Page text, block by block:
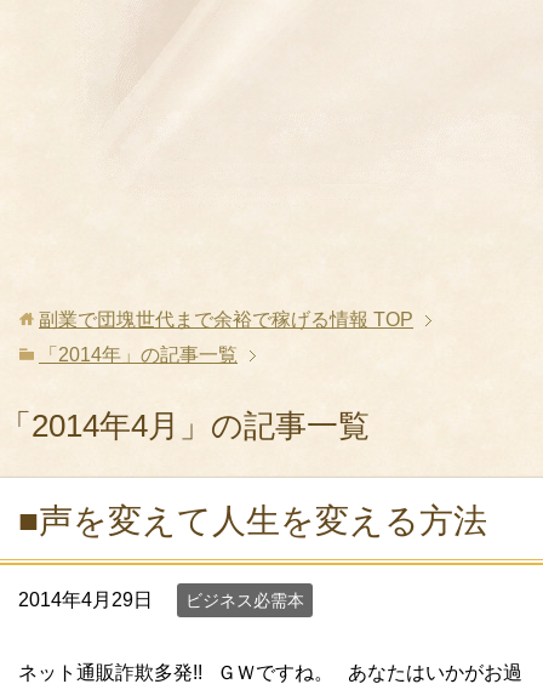
副業で団塊世代まで余裕で稼げる情報 TOP
「2014年」の記事一覧
「2014年4月」の記事一覧
■声を変えて人生を変える方法
2014年4月29日 ビジネス必需本
ネット通販詐欺多発!! ＧＷですね。 あなたはいかがお過